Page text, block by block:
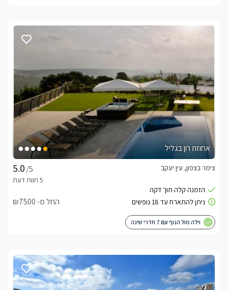
אחוזת רון בגליל
/5
צימר בצפון, עין יעקב
החל מ- ₪7500
וילה מול הנוף עם 7 חדרי שינה